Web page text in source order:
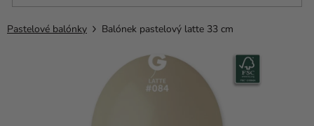
stany
Kanekalon
Pastelové balónky Balónek pastelový latte 33 cm